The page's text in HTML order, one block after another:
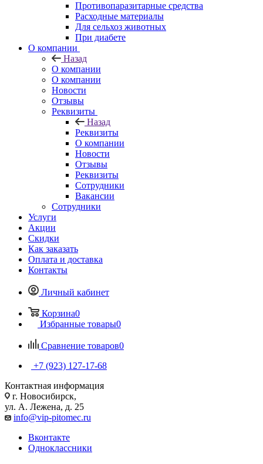
Противопаразитарные средства
Расходные материалы
Для сельхоз животных
При диабете
О компании
Назад
О компании
О компании
Новости
Отзывы
Реквизиты
Назад
Реквизиты
О компании
Новости
Отзывы
Реквизиты
Сотрудники
Вакансии
Сотрудники
Услуги
Акции
Скидки
Как заказать
Оплата и доставка
Контакты
Личный кабинет
Корзина0
Избранные товары0
Сравнение товаров0
+7 (923) 127-17-68
Контактная информация
г. Новосибирск,
ул. А. Лежена, д. 25
info@vip-pitomec.ru
Вконтакте
Одноклассники